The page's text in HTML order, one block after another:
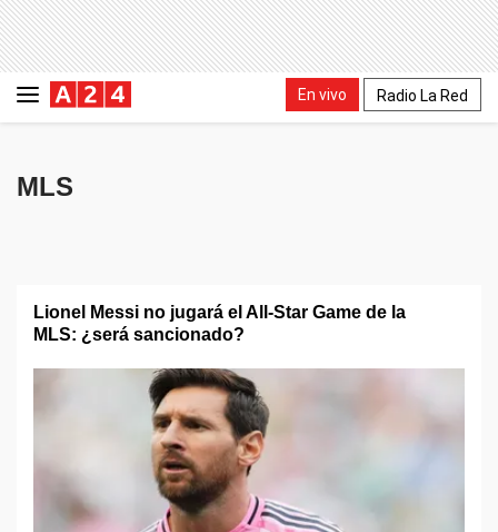
En vivo Radio La Red
MLS
Lionel Messi no jugará el All-Star Game de la
MLS: ¿será sancionado?